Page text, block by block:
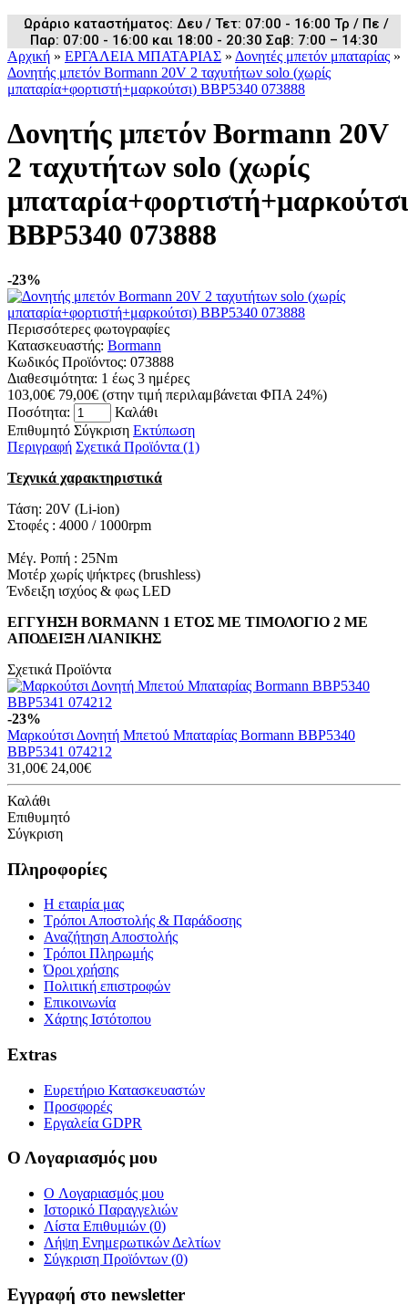
Ωράριο καταστήματος: Δευ / Τετ: 07:00 - 16:00 Τρ / Πε /
Παρ: 07:00 - 16:00 και 18:00 - 20:30 Σαβ: 7:00 – 14:30
Αρχική » ΕΡΓΑΛΕΙΑ ΜΠΑΤΑΡΙΑΣ » Δονητές μπετόν μπαταρίας »
Δονητής μπετόν Bormann 20V 2 ταχυτήτων solo (χωρίς
μπαταρία+φορτιστή+μαρκούτσι) BBP5340 073888
Δονητής μπετόν Bormann 20V
2 ταχυτήτων solo (χωρίς
BBP5340 073888
-23%
Περισσότερες φωτογραφίες
Κατασκευαστής: Bormann
Κωδικός Προϊόντος: 073888
Διαθεσιμότητα: 1 έως 3 ημέρες
103,00€ 79,00€ (στην τιμή περιλαμβάνεται ΦΠΑ 24%)
Ποσότητα:
Καλάθι
Επιθυμητό Σύγκριση Εκτύπωση
Περιγραφή Σχετικά Προϊόντα (1)
Τεχνικά χαρακτηριστικά
Τάση: 20V (Li-ion)
Στοφές : 4000 / 1000rpm
Μέγ. Ροπή : 25Nm
Μοτέρ χωρίς ψήκτρες (brushless)
Ένδειξη ισχύος & φως LED
ΕΓΓΥΗΣΗ BORMANN 1 ΕΤΟΣ ΜΕ ΤΙΜΟΛΟΓΙΟ 2 ΜΕ
ΑΠΟΔΕΙΞΗ ΛΙΑΝΙΚΗΣ
Σχετικά Προϊόντα
-23%
Μαρκούτσι Δονητή Μπετού Μπαταρίας Bormann BBP5340
BBP5341 074212
31,00€ 24,00€
Καλάθι
Επιθυμητό
Σύγκριση
Πληροφορίες
Η εταιρία μας
Τρόποι Αποστολής & Παράδοσης
Αναζήτηση Αποστολής
Τρόποι Πληρωμής
Όροι χρήσης
Πολιτική επιστροφών
Επικοινωνία
Χάρτης Ιστότοπου
Extras
Ευρετήριο Κατασκευαστών
Προσφορές
Εργαλεία GDPR
Ο Λογαριασμός μου
O Λογαριασμός μου
Ιστορικό Παραγγελιών
Λίστα Επιθυμιών (0)
Λήψη Ενημερωτικών Δελτίων
Σύγκριση Προϊόντων (0)
Εγγραφή στο newsletter